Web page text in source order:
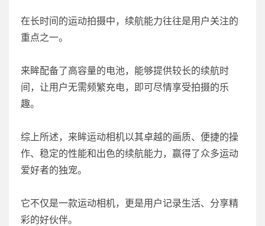
在长时间的运动拍摄中，续航能力往往是用户关注的
重点之一。
来眸配备了高容量的电池，能够提供较长的续航时
间，让用户无需频繁充电，即可尽情享受拍摄的乐
趣。
综上所述，来眸运动相机以其卓越的画质、便捷的操
作、稳定的性能和出色的续航能力，赢得了众多运动
爱好者的独宠。
它不仅是一款运动相机，更是用户记录生活、分享精
彩的好伙伴。